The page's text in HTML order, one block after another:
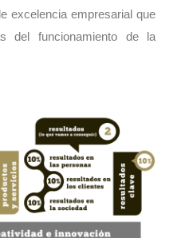
excelencia empresarial que
del funcionamiento de la